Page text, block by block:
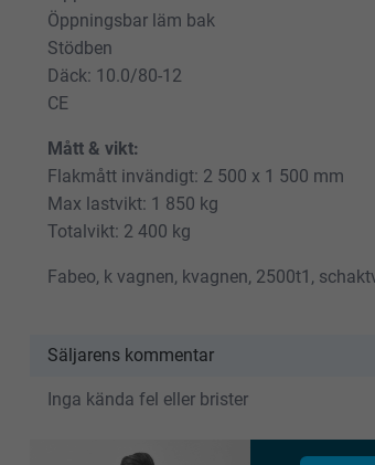
Öppningsbar läm bak
Stödben
Däck: 10.0/80-12
CE
Mått & vikt:
Flakmått invändigt: 2 500 x 1 500 mm
Max lastvikt: 1 850 kg
Totalvikt: 2 400 kg
Fabeo, k vagnen, kvagnen, 2500t1,
Säljarens kommentar
Inga kända fel eller brister